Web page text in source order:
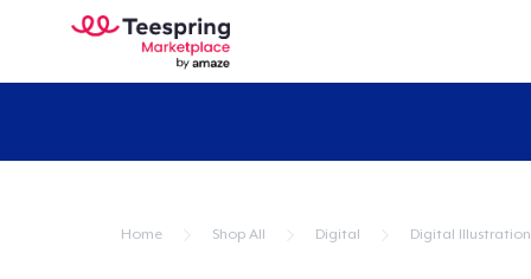
Home Shop All Digital Digital Illustration